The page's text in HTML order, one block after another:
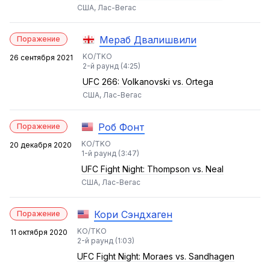
США, Лас-Вегас
Поражение
26 сентября 2021
Мераб Двалишвили
KO/TKO
2-й раунд (4:25)
UFC 266: Volkanovski vs. Ortega
США, Лас-Вегас
Поражение
20 декабря 2020
Роб Фонт
KO/TKO
1-й раунд (3:47)
UFC Fight Night: Thompson vs. Neal
США, Лас-Вегас
Поражение
11 октября 2020
Кори Сэндхаген
KO/TKO
2-й раунд (1:03)
UFC Fight Night: Moraes vs. Sandhagen